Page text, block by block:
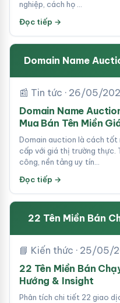
nghiệp, cách họ …
Đọc tiếp →
Domain Name
📰 Tin tức · 26/05/
Domain Name
Mua Bán Tên Miền
Domain auction là cách
cấp với giá thị trường thực.
công, nền tảng uy tín…
Đọc tiếp →
22 Tên Miền Bán
📘 Kiến thức · 25/05/
22 Tên Miền Bán
Hướng & Insight
Phân tích chi tiết 22 giao